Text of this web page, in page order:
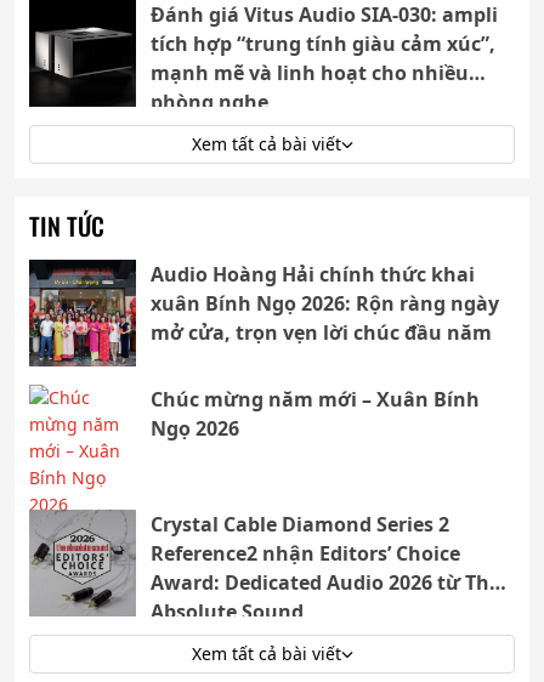
Đánh giá Vitus Audio SIA-030: ampli
tích hợp “trung tính giàu cảm xúc”,
mạnh mẽ và linh hoạt cho nhiều
phòng nghe
Xem tất cả bài viết
TIN TỨC
Audio Hoàng Hải chính thức khai
xuân Bính Ngọ 2026: Rộn ràng ngày
mở cửa, trọn vẹn lời chúc đầu năm
Chúc mừng năm mới – Xuân Bính
Ngọ 2026
Crystal Cable Diamond Series 2
Reference2 nhận Editors’ Choice
Award: Dedicated Audio 2026 từ The
Absolute Sound
Xem tất cả bài viết